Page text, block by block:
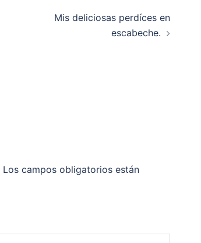
Mis deliciosas perdíces en
escabeche.
Los campos obligatorios están